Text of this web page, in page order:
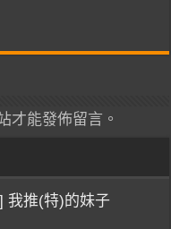
才能發佈留言。
我推(特)的妹子